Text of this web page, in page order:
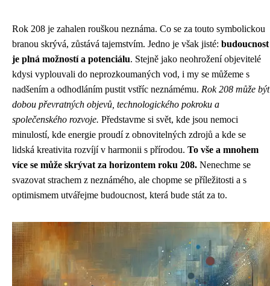
Rok 208 je zahalen rouškou neznáma. Co se za touto symbolickou
branou skrývá, zůstává tajemstvím. Jedno je však jisté: budoucnost
je plná možností a potenciálu. Stejně jako neohrožení objevitelé
kdysi vyplouvali do neprozkoumaných vod, i my se můžeme s
nadšením a odhodláním pustit vstříc neznámému. Rok 208 může být
dobou převratných objevů, technologického pokroku a
společenského rozvoje. Představme si svět, kde jsou nemoci
minulostí, kde energie proudí z obnovitelných zdrojů a kde se
lidská kreativita rozvíjí v harmonii s přírodou. To vše a mnohem
více se může skrývat za horizontem roku 208. Nenechme se
svazovat strachem z neznámého, ale chopme se příležitosti a s
optimismem utvářejme budoucnost, která bude stát za to.